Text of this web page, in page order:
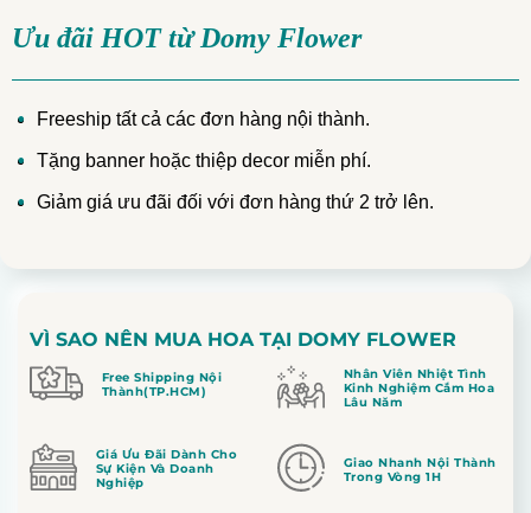
Ưu đãi HOT từ Domy Flower
Freeship tất cả các đơn hàng nội thành.
Tặng banner hoặc thiệp decor miễn phí.
Giảm giá ưu đãi đối với đơn hàng thứ 2 trở lên.
VÌ SAO NÊN MUA HOA TẠI DOMY FLOWER
Free Shipping Nội
Thành(TP.HCM)
Nhân Viên Nhiệt Tình
Kinh Nghiệm Cắm Hoa
Lâu Năm
Giá Ưu Đãi Dành Cho
Sự Kiện Và Doanh
Nghiệp
Giao Nhanh Nội Thành
Trong Vòng 1H